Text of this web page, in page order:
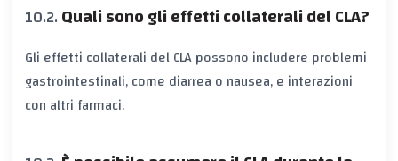
Quali sono gli effetti collaterali del CLA?
Gli effetti collaterali del CLA possono includere problemi
gastrointestinali, come diarrea o nausea, e interazioni
con altri farmaci.